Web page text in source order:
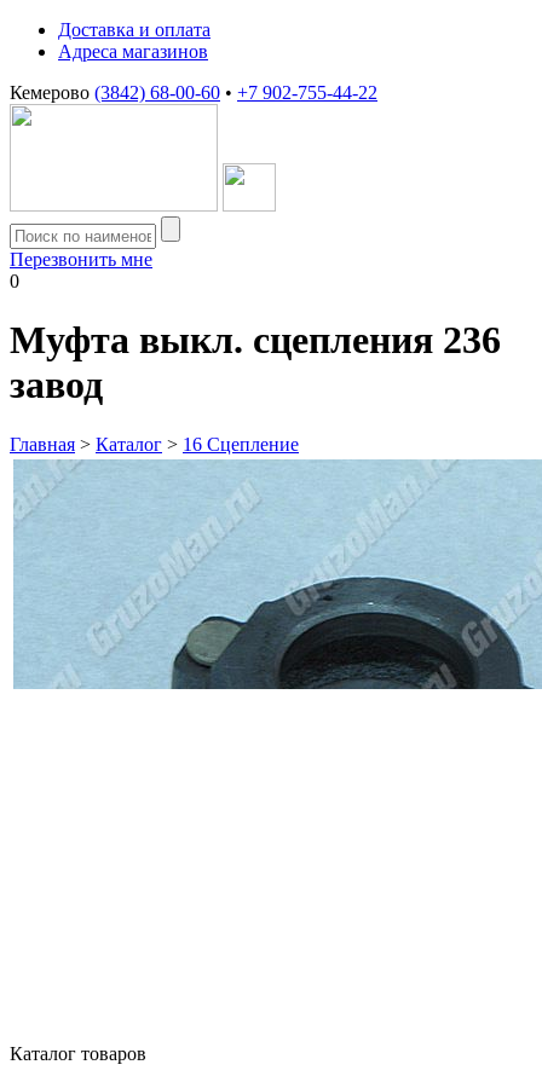
Доставка и оплата
Адреса магазинов
Кемерово (3842) 68-00-60 • +7 902-755-44-22
Перезвонить мне
0
Муфта выкл. сцепления 236
завод
Главная > Каталог > 16 Сцепление
Каталог товаров